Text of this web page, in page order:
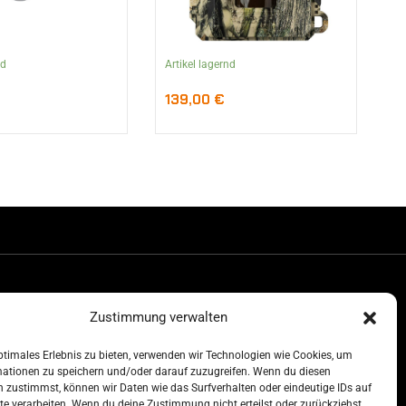
Zustimmung verwalten
Erlebnis zu bieten, verwenden wir Technologien wie Cookies, um
zu speichern und/oder darauf zuzugreifen. Wenn du diesen
zustimmst, können wir Daten wie das Surfverhalten oder eindeutige IDs auf
Artikel lagernd
139,00 €